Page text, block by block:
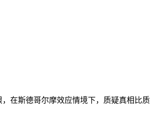
在斯德哥尔摩效应情境下，质疑真相比